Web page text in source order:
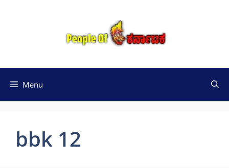
Menu
bbk 12